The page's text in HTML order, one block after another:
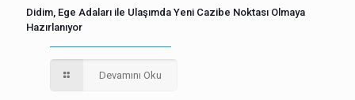
Didim, Ege Adaları ile Ulaşımda Yeni Cazibe Noktası Olmaya
Hazırlanıyor
Devamını Oku